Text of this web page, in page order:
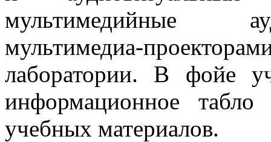
мультимедийные
мультимедиа-
лаборатории. В фойе
информационное
учебных материалов.